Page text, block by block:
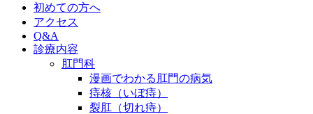
初めての方へ
アクセス
Q&A
診療内容
肛門科
漫画でわかる肛門の病気
痔核（いぼ痔）
裂肛（切れ痔）